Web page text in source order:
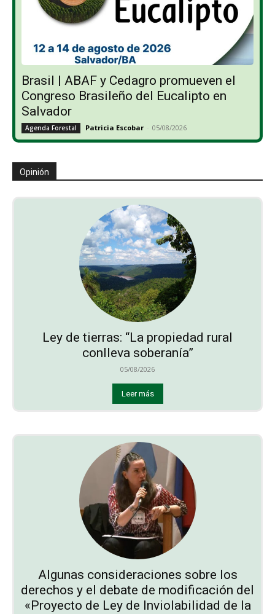
Brasil | ABAF y Cedagro promueven el
Congreso Brasileño del Eucalipto en
Salvador
Agenda Forestal Patricia Escobar - 05/08/2026
Opinión
Ley de tierras: “La propiedad rural
conlleva soberanía”
05/08/2026
Leer más
Algunas consideraciones sobre los
derechos y el debate de modificación del
«Proyecto de Ley de Inviolabilidad de la